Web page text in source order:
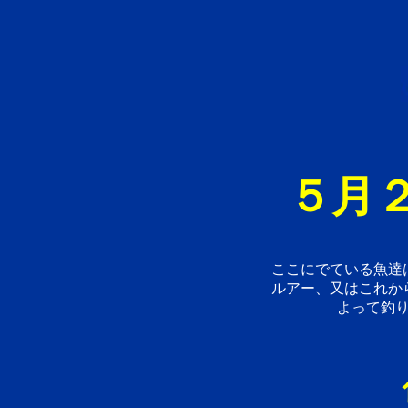
５月
ここにでている魚
ルアー、又はこれ
よって釣